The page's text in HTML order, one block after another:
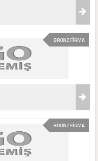
BRONZ FİRMA
BRONZ FİRMA